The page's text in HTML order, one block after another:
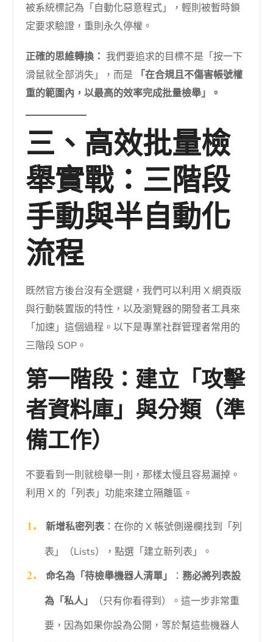
被系統標記為「自動化惡意程式」，輕則被暫時鎖
定要求驗證，重則永久停權。
正確的思維轉換： 我們要追求的目標不是「按一下
滑鼠就全部消失」，而是
「在合規且不傷害帳號權
重的範圍內，以最高的效率完成批量檢舉」。
三、高效批量檢
舉實戰：三階段
手動與半自動化
流程
既然官方後台沒有全選鍵，我們可以利用 X 網頁版
與行動裝置版的特性，以及瀏覽器的開發者工具來
「加速」這個過程。以下是專業社群管理者常用的
三階段 SOP。
第一階段：建立「攻擊
者資料庫」與分類（準
備工作）
不要看到一則就檢舉一則，那樣太慢且容易漏掉。
利用 X 的「列表」功能來建立隔離區。
新增私密列表：在你的 X 帳號側邊欄找到「列
表」（Lists），點選「建立新列表」。
命名為「待檢舉機器人清單」
： 務必將列表設
為「私人」
（只有你看得到）。這一步非常重
要，因為如果你設為公開，等於幫這些機器人